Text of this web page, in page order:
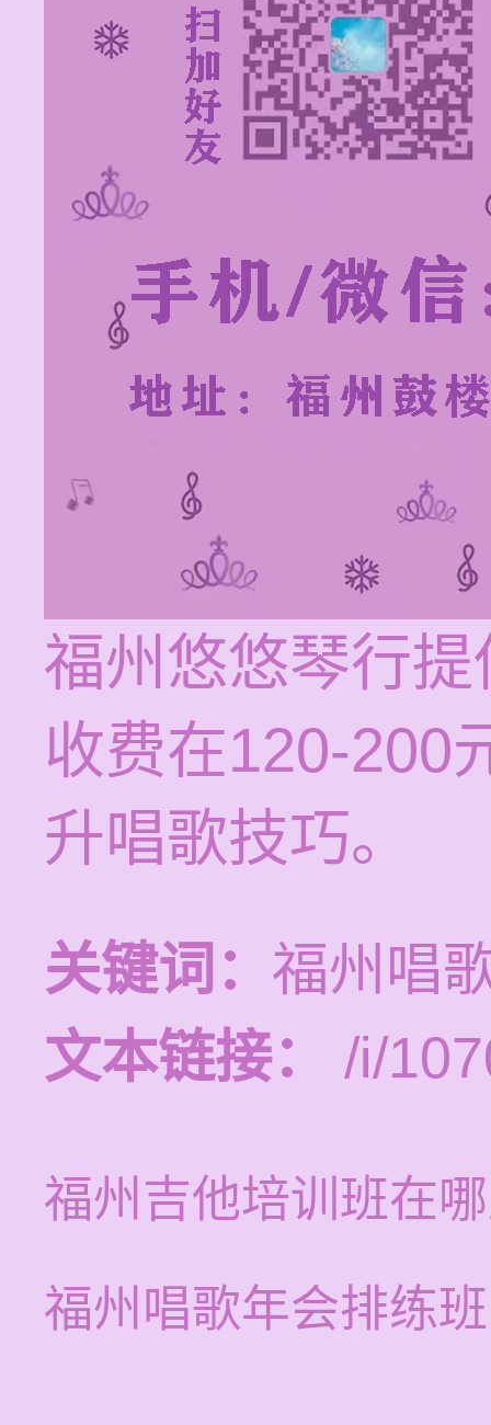
福州悠悠琴行
收费在120-200
升唱歌技巧。
关键词： 福州唱
文本链接：
/i/
福州吉他培训班在
福州唱歌年会排练